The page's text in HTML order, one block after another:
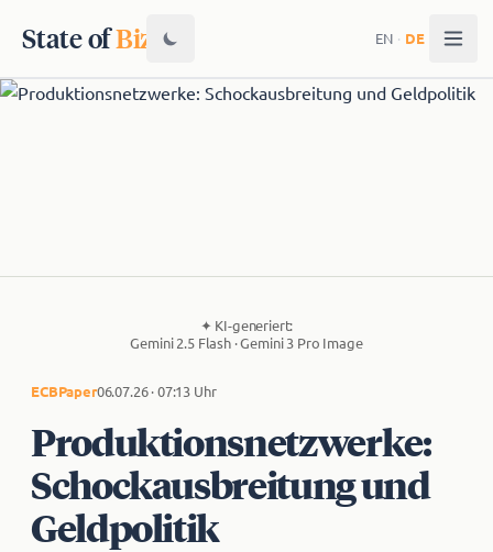
State ofBiz EN · DE
✦ KI-generiert:
Gemini 2.5 Flash · Gemini 3 Pro Image
ECBPaper06.07.26 · 07:13 Uhr
Pro­duk­ti­ons­netz­wer­ke:
Schockausbreitung und
Geldpolitik